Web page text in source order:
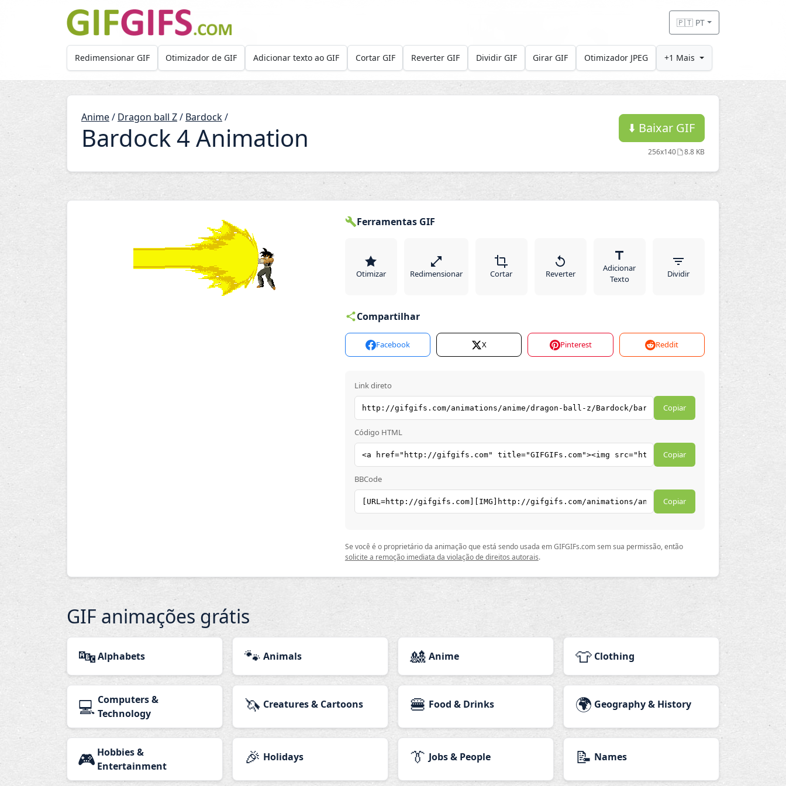
Skip to main content
🇵🇹 PT
Redimensionar GIF Otimizador de GIF Adicionar texto ao GIF Cortar GIF Reverter GIF Dividir GIF Girar GIF Otimizador JPEG +1 Mais
Anime/ Dragon ball Z/ Bardock/
Bardock 4 Animation ⬇️ Baixar GIF
256x140 8.8 KB
Ferramentas GIF
Otimizar Redimensionar Cortar Reverter
Adicionar
Texto
Dividir
Compartilhar
Facebook X Pinterest Reddit
Link direto
Copiar
Código HTML
Copiar
BBCode
Copiar
Se você é o proprietário da animação que está sendo usada em GIFGIFs.com sem sua permissão, então
solicite a remoção imediata da violação de direitos autorais.
GIF animações grátis
🔤Alphabets 🐾 Animals 🎎 Anime 👕 Clothing
💻 Computers &
Technology
🦄 Creatures & Cartoons 🍔 Food & Drinks 🌍 Geography & History
🎮 Hobbies &
Entertainment
🎉 Holidays 👔 Jobs & People 📝 Names